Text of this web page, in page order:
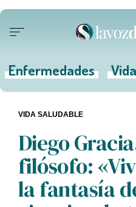
Enfermedades
Diego
filósofo:
la fantasía
VIDA SALUDABLE